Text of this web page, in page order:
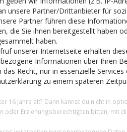
Sie uns bitte eine E-Mail oder
unsere Partner/Drittanbieter für
Partner führen diese
die Sie ihnen bereitgestellt haben
haben.
unserer Internetseite erhalten
Informationen über Ihren
das Recht, nur in essenzielle
zu einem späteren
16 Jahre alt? Dann kannst du nicht in
oder Erziehungsberechtigten bitten, mit